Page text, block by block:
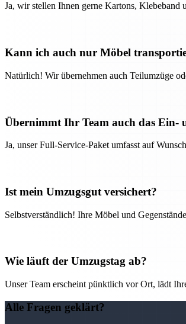
Ja, wir stellen Ihnen gerne Kartons,
Kann ich auch nur Möbel
Natürlich! Wir übernehmen auch Teilumzüge
Übernimmt Ihr Team auch das Ein-
Ja, unser Full-Service-Paket umfasst auf
Ist mein Umzugsgut versichert?
Selbstverständlich! Ihre Möbel und
Wie läuft der Umzugstag ab?
Unser Team erscheint pünktlich vor Ort, lädt
Alle Fragen geklärt?